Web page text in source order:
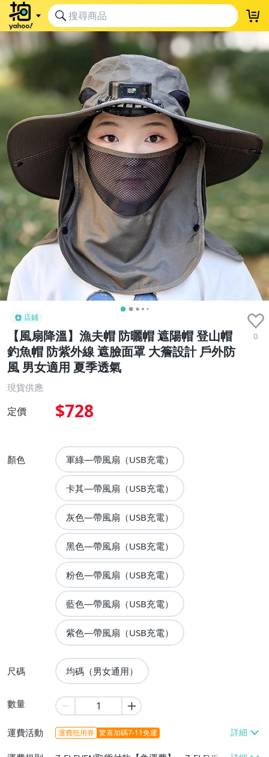
店鋪
【風扇降溫】漁夫帽 防曬帽 遮陽帽 登山帽
釣魚帽 防紫外線 遮臉面罩 大簷設計 戶外防
風 男女適用 夏季透氣
0
現貨供應
定價 $728
顏色 軍綠—帶風扇（USB充電）
卡其—帶風扇（USB充電）
灰色—帶風扇（USB充電）
黑色—帶風扇（USB充電）
粉色—帶風扇（USB充電）
藍色—帶風扇（USB充電）
紫色—帶風扇（USB充電）
尺碼 均碼（男女通用）
數量
運費活動 運費抵用券 驚喜加碼7-11免運